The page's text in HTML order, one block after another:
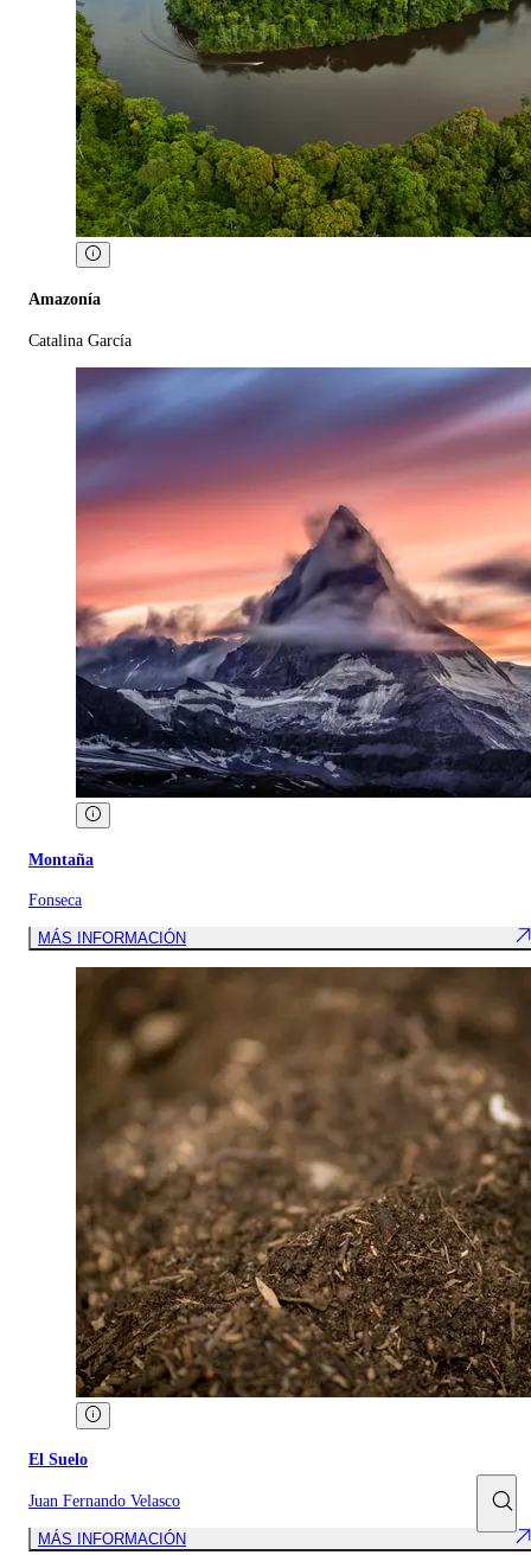
Amazonía
Catalina García
Montaña
Fonseca
MÁS INFORMACIÓN
El Suelo
Juan Fernando Velasco
MÁS INFORMACIÓN